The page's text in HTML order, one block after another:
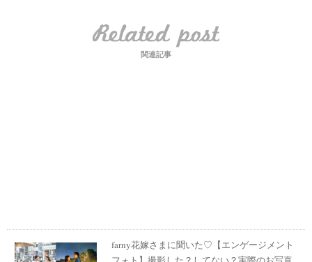
関連記事
farny花嫁さまに聞いた♡【エンゲージメント